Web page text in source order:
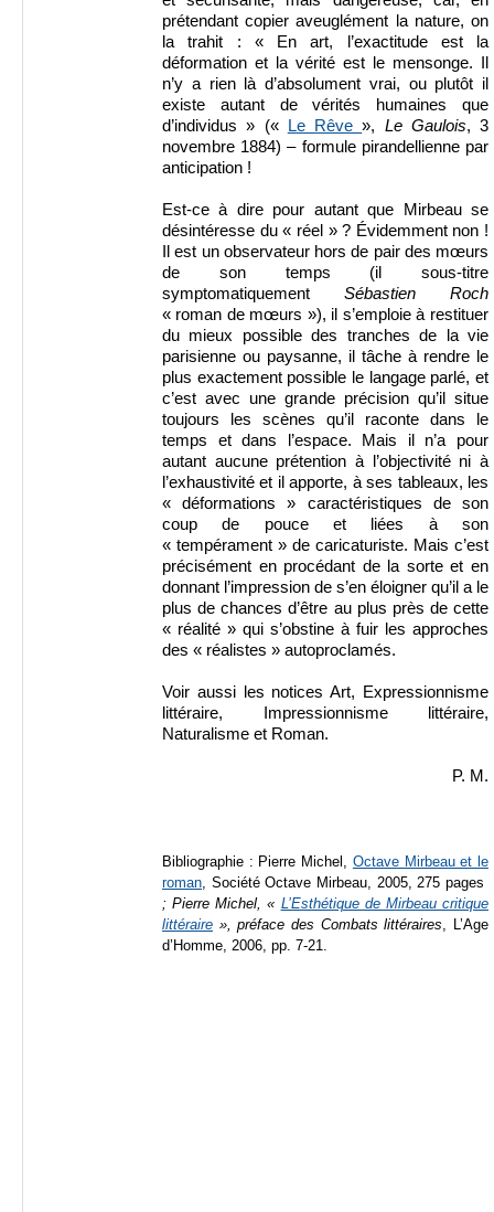
prétendant copier aveuglément la nature, on
la trahit : « En art, l’exactitude est la
déformation et la vérité est le mensonge. Il
n’y a rien là d’absolument vrai, ou plutôt il
existe autant de vérités humaines que
d’individus » («
Le Rêve», Le Gaulois, 3
novembre 1884) – formule pirandellienne par
anticipation !
Est-ce à dire pour autant que Mirbeau se
désintéresse du « réel » ? Évidemment non !
Il est un observateur hors de pair des mœurs
de son temps (il sous-titre
symptomatiquement Sébastien Roch
« roman de mœurs »), il s’emploie à restituer
du mieux possible des tranches de la vie
parisienne ou paysanne, il tâche à rendre le
plus exactement possible le langage parlé, et
c’est avec une grande précision qu’il situe
toujours les scènes qu’il raconte dans le
temps et dans l’espace. Mais il n’a pour
autant aucune prétention à l’objectivité ni à
l’exhaustivité et il apporte, à ses tableaux, les
« déformations » caractéristiques de son
coup de pouce et liées à son
« tempérament » de caricaturiste. Mais c’est
précisément en procédant de la sorte et en
donnant l’impression de s’en éloigner qu’il a le
plus de chances d’être au plus près de cette
« réalité » qui s’obstine à fuir les approches
des « réalistes » autoproclamés.
Voir aussi les notices Art, Expressionnisme
littéraire, Impressionnisme littéraire,
Naturalisme et Roman.
P. M.
Bibliographie : Pierre Michel, Octave Mirbeau et le
roman , Société Octave Mirbeau, 2005, 275 pages
; Pierre Michel, « L’Esthétique de Mirbeau critique
littéraire », préface des Combats littéraires , L’Age
d’Homme, 2006, pp. 7-21.